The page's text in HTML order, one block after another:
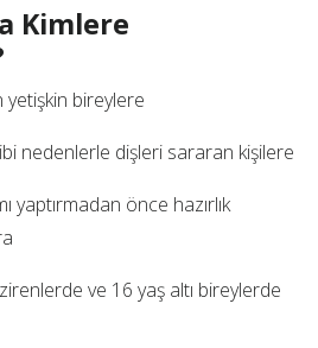
Kimlere
yetişkin bireylere
nedenlerle dişleri sararan kişilere
yaptırmadan önce hazırlık
ve 16 yaş altı bireylerde